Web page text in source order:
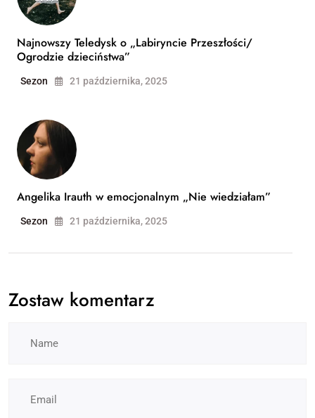
Najnowszy Teledysk o „Labiryncie Przeszłości/
Ogrodzie dzieciństwa”
Sezon 21 października, 2025
Angelika Irauth w emocjonalnym „Nie wiedziałam”
Sezon 21 października, 2025
Zostaw komentarz